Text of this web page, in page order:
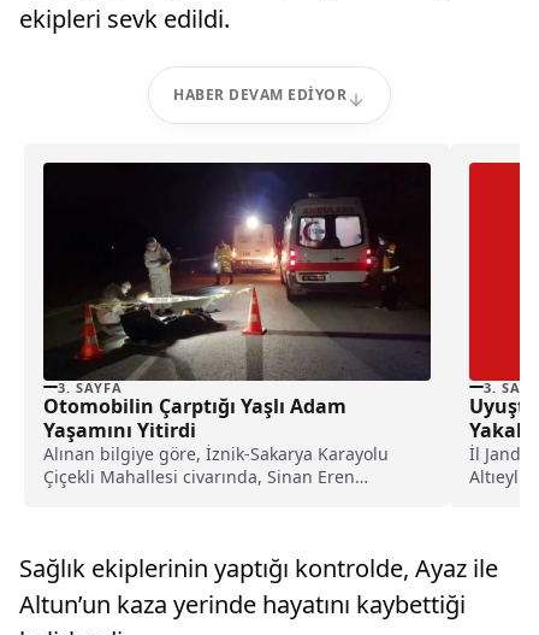
ekipleri sevk edildi.
HABER DEVAM EDIYOR
3. SAYFA
Otomobilin Çarptığı Yaşlı Adam
Yaşamını Yitirdi
Alınan bilgiye göre, İznik-Sakarya Karayolu
Çiçekli Mahallesi civarında, Sinan Eren
3.
İl
Sağlık ekiplerinin yaptığı kontrolde, Ayaz ile
Altun’un kaza yerinde hayatını kaybettiği